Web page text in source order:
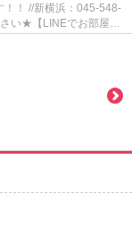
！！ //新横浜：045-548-
い★【LINEでお部屋探